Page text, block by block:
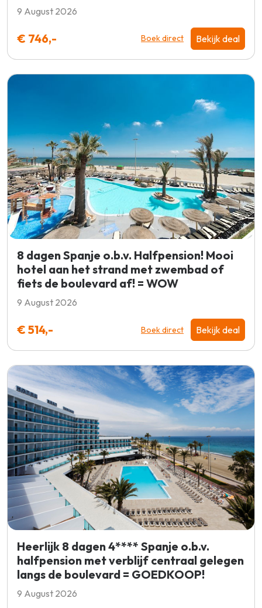
9 August 2026
€ 746,- Boek direct Bekijk deal
8 dagen Spanje o.b.v. Halfpension! Mooi
hotel aan het strand met zwembad of
fiets de boulevard af! = WOW
9 August 2026
€ 514,- Boek direct Bekijk deal
Heerlijk 8 dagen 4**** Spanje o.b.v.
halfpension met verblijf centraal gelegen
langs de boulevard = GOEDKOOP!
9 August 2026